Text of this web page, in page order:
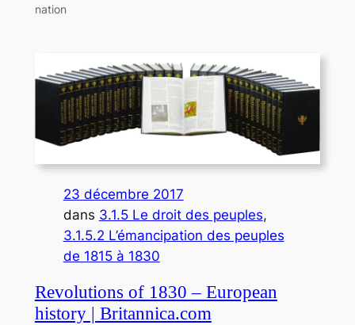
nation
23 décembre 2017
dans 3.1.5 Le droit des peuples
3.1.5.2 L’émancipation des peuples
de 1815 à 1830
Revolutions of 1830 – European
history | Britannica.com